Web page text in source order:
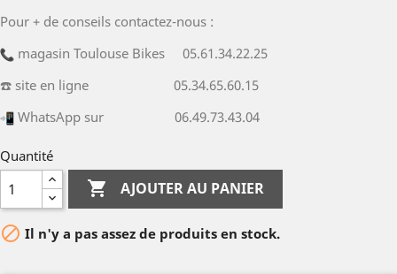
Pour + de conseils contactez-nous :
magasin Toulouse Bikes 05.61.34.22.25
☎️ site en ligne 05.34.65.60.15
WhatsApp sur 06.49.73.43.04
Quantité
 AJOUTER AU PANIER
 Il n'y a pas assez de produits en stock.